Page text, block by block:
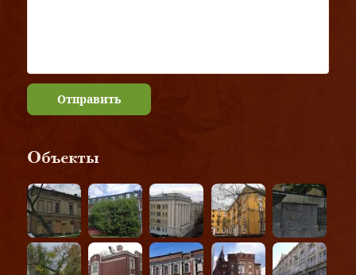
Отправить
Объекты